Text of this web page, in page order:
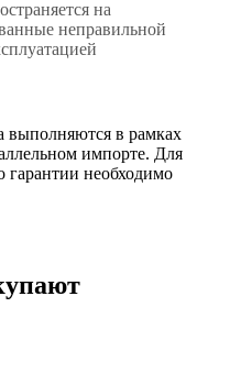
на
неправильной
выполняются в рамках
импорте. Для
гарантии необходимо